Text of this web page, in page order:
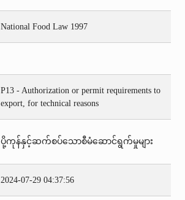
National Food Law 1997
P13 - Authorization or permit requirements to
export, for technical reasons
ပို့ကုန်နှင့်ဆက်စပ်သောစီမံဆောင်ရွက်မှုများ
2024-07-29 04:37:56